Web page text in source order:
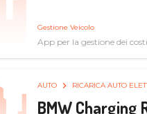
Gestione Veicolo
App per la gestione dei
AUTO RICARICA AUTO
BMW Charging